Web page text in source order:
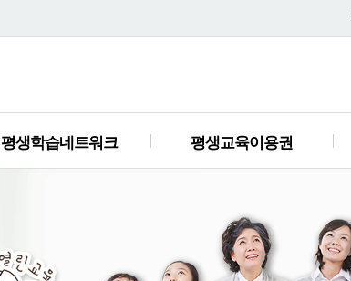
평생학습네트워크 평생교육이용권